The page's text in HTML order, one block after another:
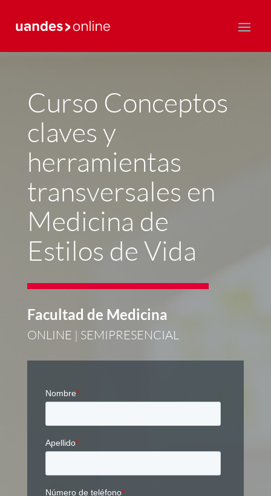
Postgrado y Educación Continua
Curso Conceptos
claves y
herramientas
transversales en
Medicina de
Estilos de Vida
Facultad de Medicina
ONLINE | SEMIPRESENCIAL